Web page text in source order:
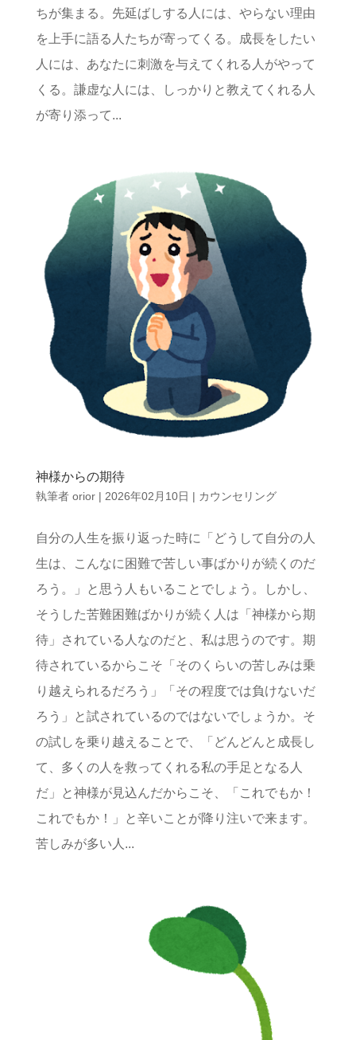
ちが集まる。先延ばしする人には、やらない理由
を上手に語る人たちが寄ってくる。成長をしたい
人には、あなたに刺激を与えてくれる人がやって
くる。謙虚な人には、しっかりと教えてくれる人
が寄り添って...
神様からの期待
執筆者 orior| 2026年02月10日 | カウンセリング
自分の人生を振り返った時に「どうして自分の人
生は、こんなに困難で苦しい事ばかりが続くのだ
ろう。」と思う人もいることでしょう。しかし、
そうした苦難困難ばかりが続く人は「神様から期
待」されている人なのだと、私は思うのです。期
待されているからこそ「そのくらいの苦しみは乗
り越えられるだろう」「その程度では負けないだ
ろう」と試されているのではないでしょうか。そ
の試しを乗り越えることで、「どんどんと成長し
て、多くの人を救ってくれる私の手足となる人
だ」と神様が見込んだからこそ、「これでもか！
これでもか！」と辛いことが降り注いで来ます。
苦しみが多い人...